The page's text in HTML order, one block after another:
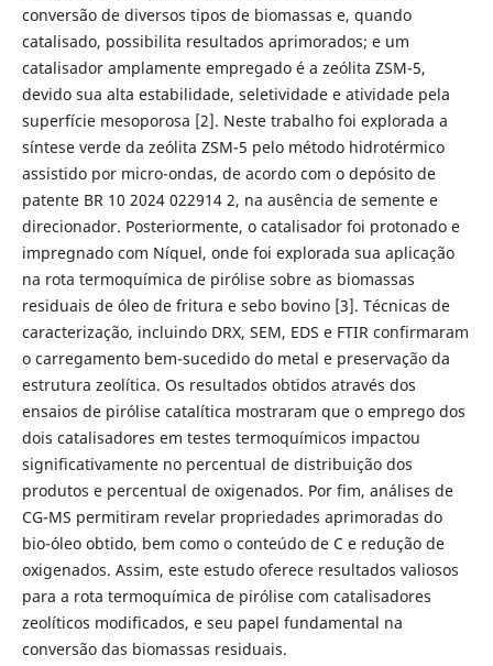
conversão de diversos tipos de biomassas e, quando
catalisado, possibilita resultados aprimorados; e um
catalisador amplamente empregado é a zeólita ZSM-5,
devido sua alta estabilidade, seletividade e atividade pela
superfície mesoporosa [2]. Neste trabalho foi explorada a
síntese verde da zeólita ZSM-5 pelo método hidrotérmico
assistido por micro-ondas, de acordo com o depósito de
patente BR 10 2024 022914 2, na ausência de semente e
direcionador. Posteriormente, o catalisador foi protonado e
impregnado com Níquel, onde foi explorada sua aplicação
na rota termoquímica de pirólise sobre as biomassas
residuais de óleo de fritura e sebo bovino [3]. Técnicas de
caracterização, incluindo DRX, SEM, EDS e FTIR confirmaram
o carregamento bem-sucedido do metal e preservação da
estrutura zeolítica. Os resultados obtidos através dos
ensaios de pirólise catalítica mostraram que o emprego dos
dois catalisadores em testes termoquímicos impactou
significativamente no percentual de distribuição dos
produtos e percentual de oxigenados. Por fim, análises de
CG-MS permitiram revelar propriedades aprimoradas do
bio-óleo obtido, bem como o conteúdo de C e redução de
oxigenados. Assim, este estudo oferece resultados valiosos
para a rota termoquímica de pirólise com catalisadores
zeolíticos modificados, e seu papel fundamental na
conversão das biomassas residuais.